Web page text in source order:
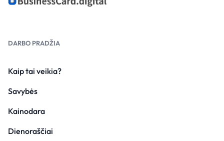
DARBO PRADŽIA
Kaip tai veikia?
Savybės
Kainodara
Dienoraščiai